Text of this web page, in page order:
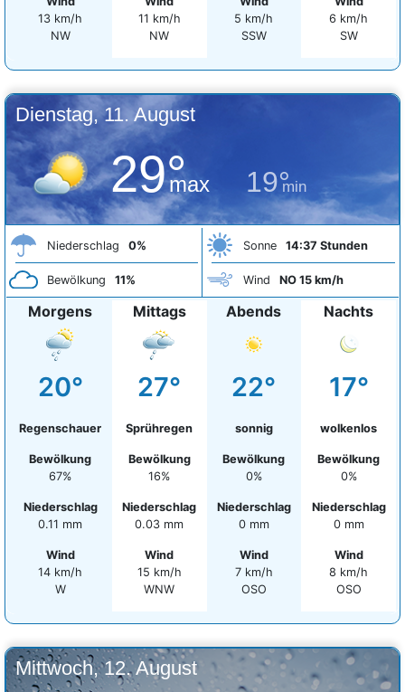
13 km/h
NW
11 km/h
NW
5 km/h
SSW
6 km/h
SW
Dienstag, 11. August
29°
max 19°
min
Niederschlag 0%
Bewölkung 11%
Sonne 14:37 Stunden
Wind NO 15 km/h
Morgens
20°
Regenschauer
Bewölkung
67%
Niederschlag
0.11 mm
Wind
14 km/h
W
Mittags
27°
Sprühregen
Bewölkung
16%
Niederschlag
0.03 mm
Wind
15 km/h
WNW
Abends
22°
sonnig
Bewölkung
0%
Niederschlag
0 mm
Wind
7 km/h
OSO
Nachts
17°
wolkenlos
Bewölkung
0%
Niederschlag
0 mm
Wind
8 km/h
OSO
Mittwoch, 12. August